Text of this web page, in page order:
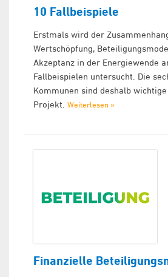
10 Fallbeispiele
Erstmals wird der
Wertschöpfung,
Akzeptanz in der Energiewende
Fallbeispielen untersucht. Die
Kommunen sind deshalb
Projekt. Weiterlesen »
Finanzielle